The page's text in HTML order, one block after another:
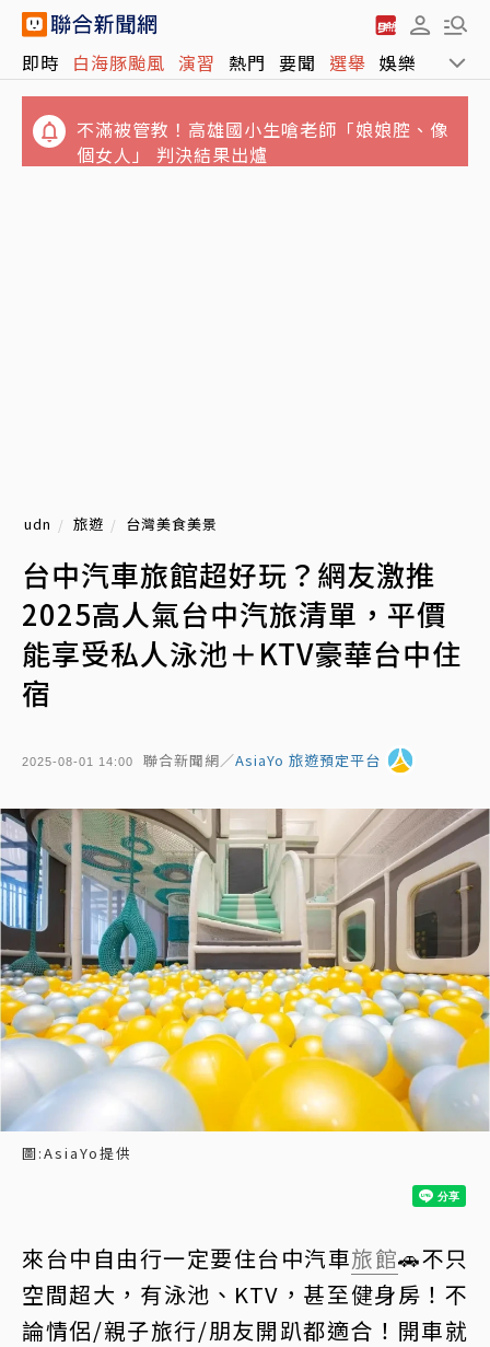
即時 白海豚颱風 演習 熱門 要聞 選舉 娛樂 運動
樹遭連根拔起
不滿被管教！高雄國小生嗆老師「娘娘腔、像
個女人」 判決結果出爐
udn 旅遊 台灣美食美景
台中汽車旅館超好玩？網友激推
2025高人氣台中汽旅清單，平價
能享受私人泳池＋KTV豪華台中住
宿
2025-08-01 14:00 聯合新聞網／AsiaYo 旅遊預定平台
圖:AsiaYo提供
來台中自由行一定要住台中汽車旅館🚗不只
空間超大，有泳池、KTV，甚至健身房！不
論情侶/親子旅行/朋友開趴都適合！開車就